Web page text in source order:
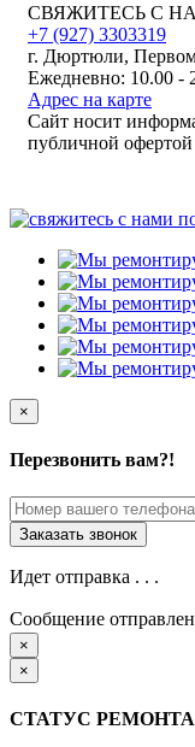
СВЯЖИТЕСЬ С
+7 (927) 3303319
г. Дюртюли,
Ежедневно: 10.00 -
Адрес на карте
Сайт носит
публичной офертой
×
Перезвонить вам?!
Идет отправка . . .
Сообщение
×
×
СТАТУС РЕМОНТА